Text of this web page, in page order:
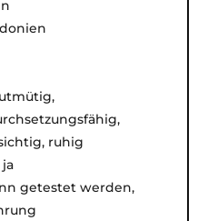
ruhig
getestet werden,